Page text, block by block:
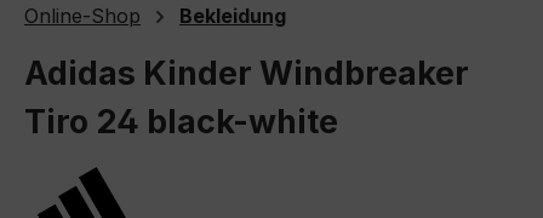
Online-Shop Bekleidung
Adidas Kinder Windbreaker
Tiro 24 black-white